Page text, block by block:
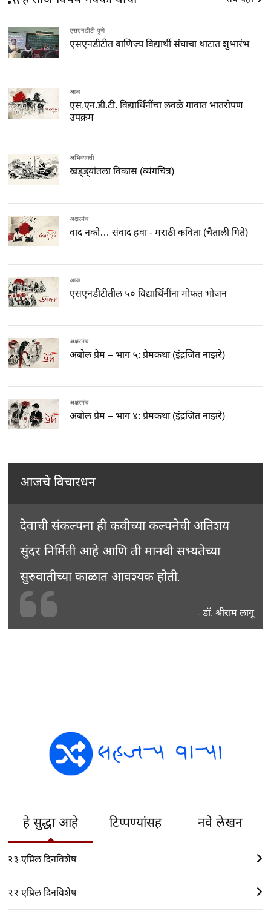
एसएनडीटी पुणे
एसएनडीटीत वाणिज्य विद्यार्थी संघाचा थाटात शुभारंभ
आज
एस.एन.डी.टी. विद्यार्थिनींचा लवळे गावात भातरोपण
उपक्रम
अभिव्यक्ती
खड्ड्यांतला विकास (व्यंगचित्र)
अक्षरमंच
वाद नको… संवाद हवा - मराठी कविता (चैताली गिते)
आज
एसएनडीटीतील ५० विद्यार्थिनींना मोफत भोजन
अक्षरमंच
अबोल प्रेम – भाग ५: प्रेमकथा (इंद्रजित नाझरे)
अक्षरमंच
अबोल प्रेम – भाग ४: प्रेमकथा (इंद्रजित नाझरे)
आजचे विचारधन
देवाची संकल्पना ही कवीच्या कल्पनेची अतिशय
सुंदर निर्मिती आहे आणि ती मानवी सभ्यतेच्या
सुरुवातीच्या काळात आवश्यक होती.
- डॉ. श्रीराम लागू
हे सुद्धा आहे टिप्पण्यांसह नवे लेखन
२३ एप्रिल दिनविशेष
२२ एप्रिल दिनविशेष